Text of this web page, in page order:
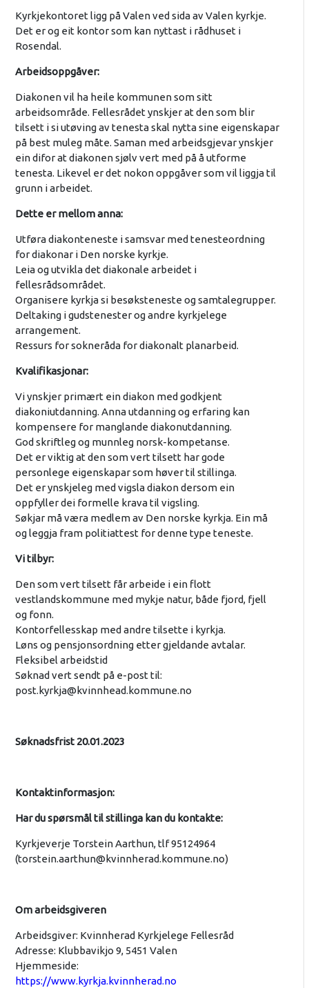
Kyrkjekontoret ligg på Valen ved sida av Valen kyrkje.
Det er og eit kontor som kan nyttast i rådhuset i
Rosendal.
Arbeidsoppgåver:
Diakonen vil ha heile kommunen som sitt
arbeidsområde. Fellesrådet ynskjer at den som blir
tilsett i si utøving av tenesta skal nytta sine eigenskapar
på best muleg måte. Saman med arbeidsgjevar ynskjer
ein difor at diakonen sjølv vert med på å utforme
tenesta. Likevel er det nokon oppgåver som vil liggja til
grunn i arbeidet.
Dette er mellom anna:
Utføra diakonteneste i samsvar med tenesteordning
for diakonar i Den norske kyrkje.
Leia og utvikla det diakonale arbeidet i
fellesrådsområdet.
Organisere kyrkja si besøksteneste og samtalegrupper.
Deltaking i gudstenester og andre kyrkjelege
arrangement.
Ressurs for sokneråda for diakonalt planarbeid.
Kvalifikasjonar:
Vi ynskjer primært ein diakon med godkjent
diakoniutdanning. Anna utdanning og erfaring kan
kompensere for manglande diakonutdanning.
God skriftleg og munnleg norsk-kompetanse.
Det er viktig at den som vert tilsett har gode
personlege eigenskapar som høver til stillinga.
Det er ynskjeleg med vigsla diakon dersom ein
oppfyller dei formelle krava til vigsling.
Søkjar må væra medlem av Den norske kyrkja. Ein må
og leggja fram politiattest for denne type teneste.
Vi tilbyr:
Den som vert tilsett får arbeide i ein flott
vestlandskommune med mykje natur, både fjord, fjell
og fonn.
Kontorfellesskap med andre tilsette i kyrkja.
Løns og pensjonsordning etter gjeldande avtalar.
Fleksibel arbeidstid
Søknad vert sendt på e-post til:
post.kyrkja@kvinnhead.kommune.no
Søknadsfrist 20.01.2023
Kontaktinformasjon:
Har du spørsmål til stillinga kan du kontakte:
Kyrkjeverje Torstein Aarthun, tlf 95124964
(torstein.aarthun@kvinnherad.kommune.no)
Om arbeidsgiveren
Arbeidsgiver: Kvinnherad Kyrkjelege Fellesråd
Adresse: Klubbavikjo 9, 5451 Valen
Hjemmeside:
https://www.kyrkja.kvinnherad.no